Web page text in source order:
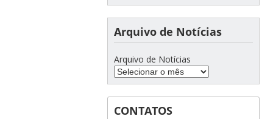
Arquivo de Notícias
Arquivo de Notícias
CONTATOS